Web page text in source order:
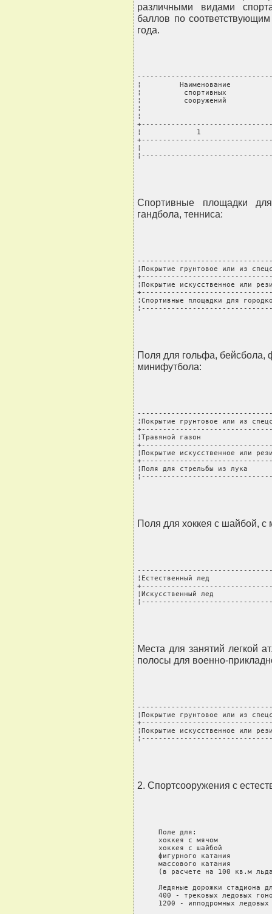
различными видами
баллов по
года.
¦         Наименование
¦          спортивных
¦          сооружений
¦
¦
¦             1
¦
Спортивные площадки
гандбола, тенниса:
¦Покрытие грунтовое или
¦Покрытие искусственное
¦Спортивные площадки для
Поля для гольфа, бейсбола,
минифутбола:
¦Покрытие грунтовое или
¦Травяной газон
¦Покрытие искусственное
¦Поля для стрельбы из
Поля для хоккея с шайбой, с
¦Естественный лед
¦Искусственный лед
Места для занятий легкой
полосы для военно-
¦Покрытие грунтовое или
¦Покрытие искусственное
2. Спортсооружения с
     Поле для:
хоккея с мячом
хоккея с шайбой
фигурного катания
массового катания
(в расчете на 100 кв.м
Ледяные дорожки стадиона
400 - трековых ледовых
1200 - ипподромных ледовых